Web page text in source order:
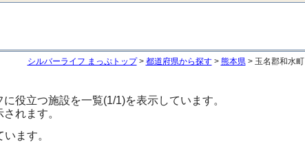
シルバーライフ まっぷトップ> 都道府県から探す> 熊本県> 玉名郡和水町
役立つ施設を一覧(1/1)を表示しています。
れます。
ます。